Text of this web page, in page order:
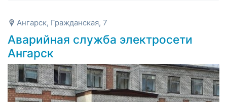
Ангарск, Гражданская, 7
Аварийная служба электросети
Ангарск